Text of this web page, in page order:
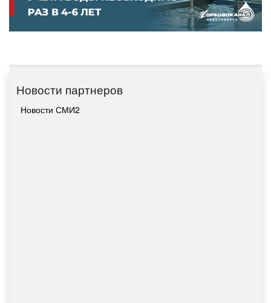
Новости партнеров
Новости СМИ2